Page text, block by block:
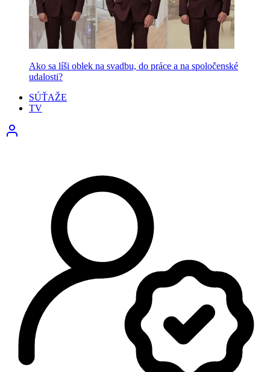
Ako sa líši oblek na svadbu, do práce a na spoločenské
udalosti?
SÚŤAŽE
TV